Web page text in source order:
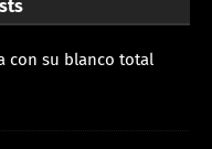
con su blanco total